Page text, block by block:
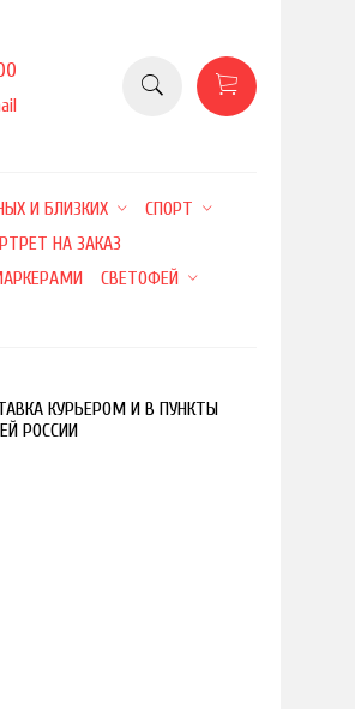
И БЛИЗКИХ
СПОРТ
НА ЗАКАЗ
СВЕТОФЕЙ
КУРЬЕРОМ И В ПУНКТЫ
РОССИИ